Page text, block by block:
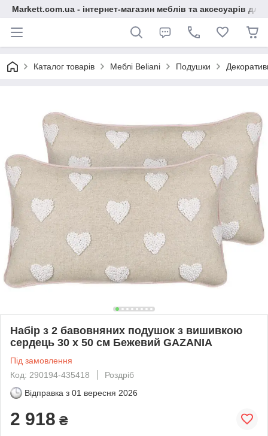
Markett.com.ua - інтернет-магазин меблів та аксесуарів для
Каталог товарів Меблі Beliani Подушки
Набір з 2 бавовняних подушок з вишивкою
сердець 30 х 50 см Бежевий GAZANIA
Під замовлення
Код: 290194-435418
Роздріб
Відправка з 01 вересня 2026
2 918 ₴